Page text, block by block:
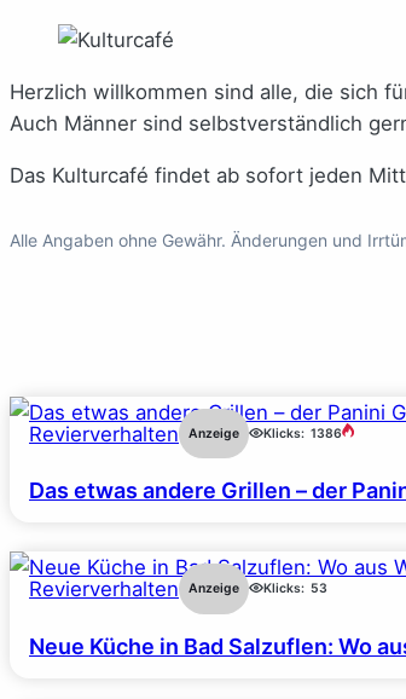
Herzlich willkommen sind alle, die sich
Auch Männer sind selbstverständlich
Das Kulturcafé findet ab sofort jeden
Alle Angaben ohne Gewähr. Änderungen und
Revierverhalten Anzeige Klicks: 1386
Das etwas andere Grillen – der
Revierverhalten Anzeige Klicks: 53
Neue Küche in Bad Salzuflen: Wo